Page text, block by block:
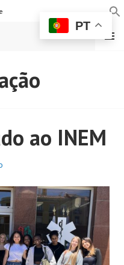
DE
MENU
ao INEM
PT